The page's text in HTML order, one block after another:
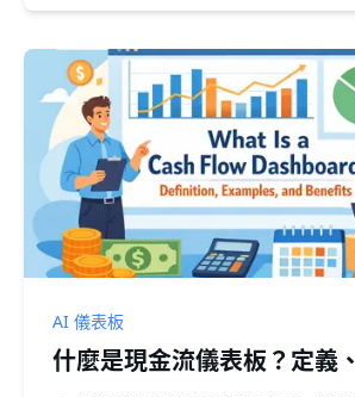
AI 儀表板
什麼是現金流儀表板？定義